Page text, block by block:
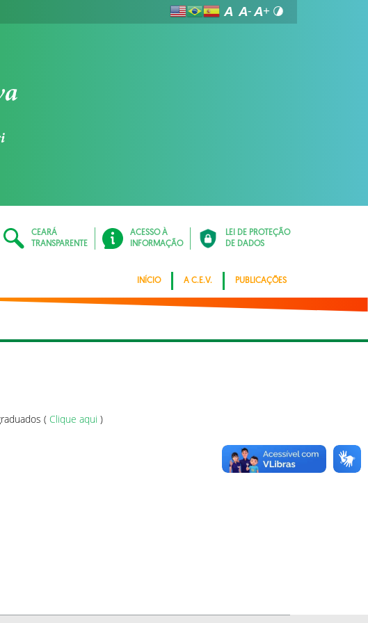
CEARÁ
TRANSPARENTE
ACESSO À
INFORMAÇÃO
LEI DE PROTEÇÃO
DE DADOS
INÍCIO A C.E.V. PUBLICAÇÕES
( Clique aqui )